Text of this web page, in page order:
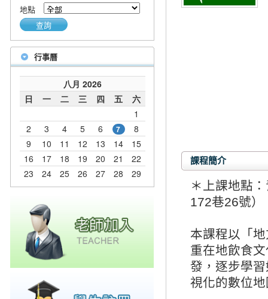
地點
查詢
行事曆
課程簡介
＊上課地點
172巷26號）
本課程以「
重在地飲食
發，逐步學
視化的數位